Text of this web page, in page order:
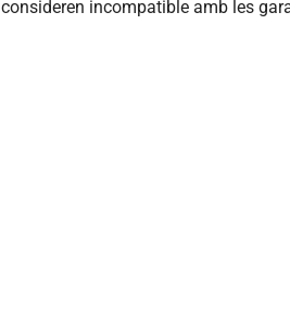
consideren incompatible amb les